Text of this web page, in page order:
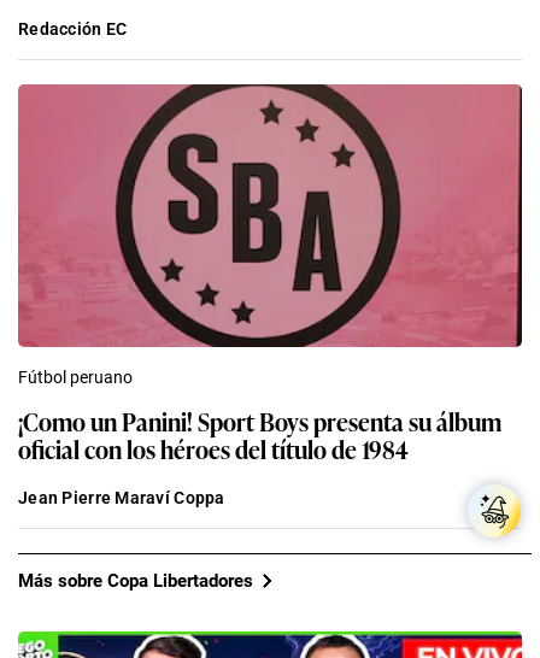
Redacción EC
Fútbol peruano
¡Como un Panini! Sport Boys presenta su álbum
oficial con los héroes del título de 1984
Jean Pierre Maraví Coppa
Más sobre Copa Libertadores